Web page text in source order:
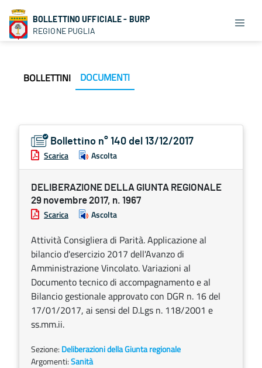
BOLLETTINO UFFICIALE - BURP
REGIONE PUGLIA
BOLLETTINI DOCUMENTI
Bollettino n° 140 del 13/12/2017
Scarica Ascolta
DELIBERAZIONE DELLA GIUNTA REGIONALE
29 novembre 2017, n. 1967
Scarica Ascolta
Attività Consigliera di Parità. Applicazione al
bilancio d'esercizio 2017 dell'Avanzo di
Amministrazione Vincolato. Va­riazioni al
Documento tecnico di accompagnamento e al
Bilancio gestionale approvato con DGR n. 16 del
17/01/2017, ai sensi del D.Lgs n. 118/2001 e
ss.mm.ii.
Sezione: Deliberazioni della Giunta regionale
Argomenti:Sanità